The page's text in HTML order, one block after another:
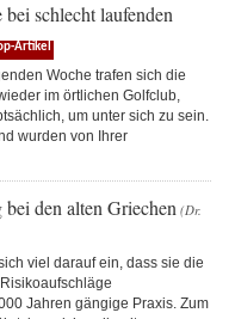
schlecht laufenden
Artikel
Woche trafen sich die
im örtlichen Golfclub,
um unter sich zu sein.
wurden von Ihrer
den alten Griechen (Dr.
viel darauf ein, dass sie die
Jahren gängige Praxis. Zum